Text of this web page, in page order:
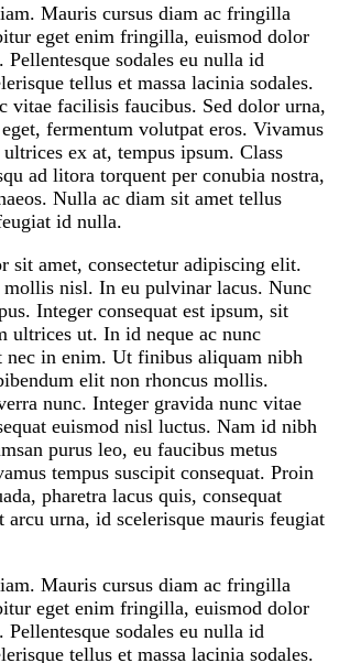
Mauris cursus diam ac fringilla
eget enim fringilla, euismod dolor
sodales eu nulla id
tellus et massa lacinia sodales.
vitae facilisis faucibus. Sed dolor urna,
fermentum volutpat eros. Vivamus
ex at, tempus ipsum. Class
ad litora torquent per conubia nostra,
Nulla ac diam sit amet tellus
id nulla.
sit amet, consectetur adipiscing elit.
mollis nisl. In eu pulvinar lacus. Nunc
Integer consequat est ipsum, sit
ultrices ut. In id neque ac nunc
nec in enim. Ut finibus aliquam nibh
elit non rhoncus mollis.
nunc. Integer gravida nunc vitae
euismod nisl luctus. Nam id nibh
purus leo, eu faucibus metus
tempus suscipit consequat. Proin
pharetra lacus quis, consequat
arcu urna, id scelerisque mauris feugiat
Mauris cursus diam ac fringilla
eget enim fringilla, euismod dolor
sodales eu nulla id
tellus et massa lacinia sodales.